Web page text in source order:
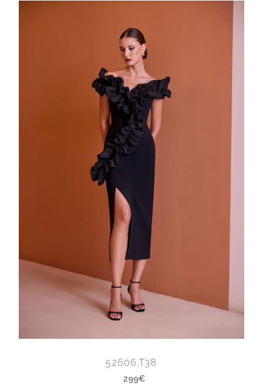
52606,T38
299€